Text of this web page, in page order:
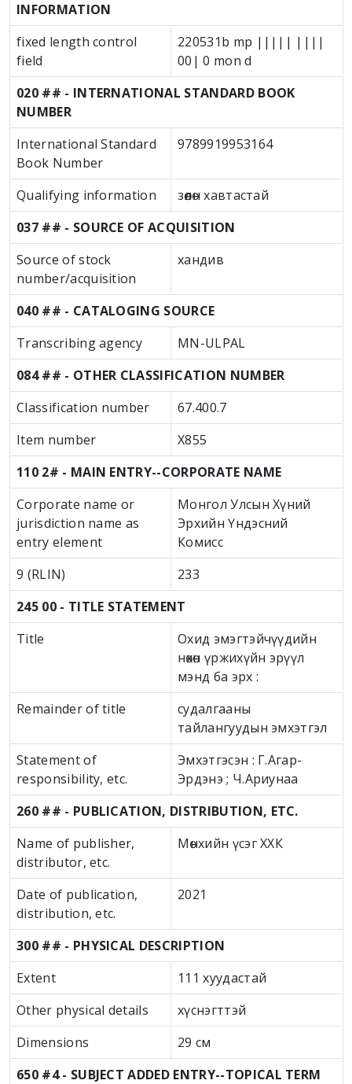
INFORMATION
fixed length control
field
220531b mp ||||| ||||
00| 0 mon d
020 ## - INTERNATIONAL STANDARD BOOK
NUMBER
International Standard
Book Number
9789919953164
Qualifying information
зөөлөн хавтастай
037 ## - SOURCE OF ACQUISITION
Source of stock
number/acquisition
хандив
040 ## - CATALOGING SOURCE
Transcribing agency
MN-ULPAL
084 ## - OTHER CLASSIFICATION NUMBER
Classification number
67.400.7
Item number
Х855
110 2# - MAIN ENTRY--CORPORATE NAME
Corporate name or
jurisdiction name as
entry element
Монгол Улсын Хүний
Эрхийн Үндэсний
Комисс
9 (RLIN)
233
245 00 - TITLE STATEMENT
Title
Охид эмэгтэйчүүдийн
нөхөн үржихүйн эрүүл
мэнд ба эрх :
Remainder of title
судалгааны
тайлангуудын эмхэтгэл
Statement of
responsibility, etc.
Эмхэтгэсэн : Г.Агар-
Эрдэнэ ; Ч.Ариунаа
260 ## - PUBLICATION, DISTRIBUTION, ETC.
Name of publisher,
distributor, etc.
Мөнхийн үсэг ХХК
Date of publication,
distribution, etc.
2021
300 ## - PHYSICAL DESCRIPTION
Extent
111 хуудастай
Other physical details
хүснэгттэй
Dimensions
29 см
650 #4 - SUBJECT ADDED ENTRY--TOPICAL TERM